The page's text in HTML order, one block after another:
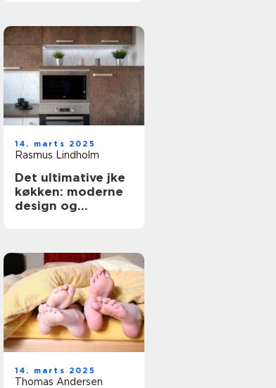
14. marts 2025
Rasmus Lindholm
Det ultimative jke
køkken: moderne
design og
14. marts 2025
Thomas Andersen